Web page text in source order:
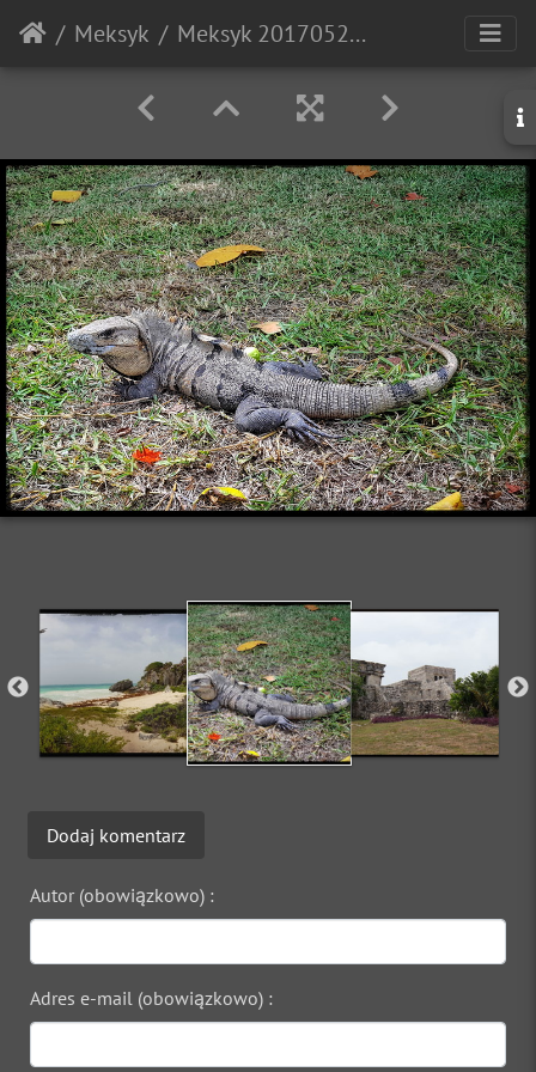
Meksyk Meksyk 20170527 110122
Dodaj komentarz
Autor (obowiązkowo) :
Adres e-mail (obowiązkowo) :